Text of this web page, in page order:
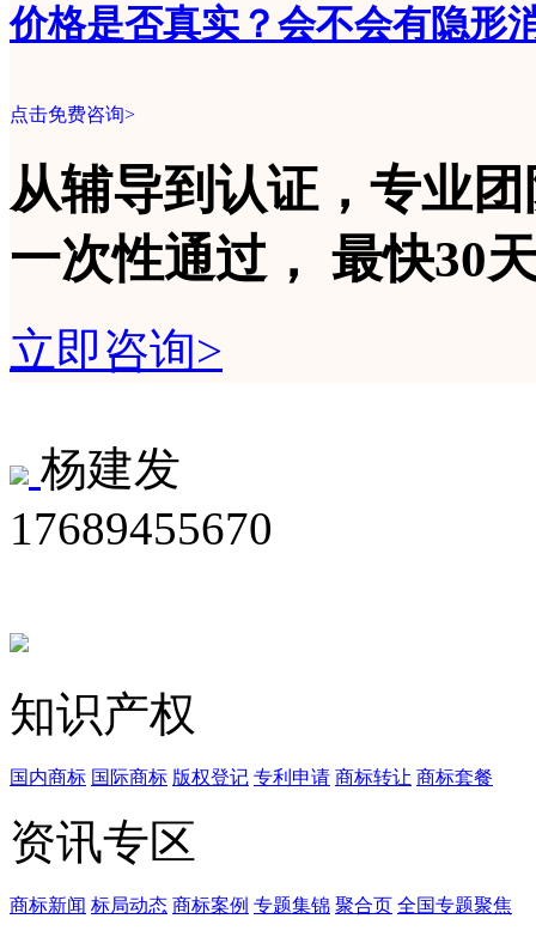
价格是否真实？会不会有隐形
点击免费咨询>
从辅导到认证，专业
一次性通过， 最快30
立即咨询>
杨建发
17689455670
知识产权
国内商标 国际商标 版权登记 专利申请 商标转让 商标套餐
资讯专区
商标新闻 标局动态 商标案例 专题集锦 聚合页 全国专题聚焦